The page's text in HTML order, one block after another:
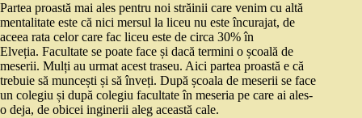
Partea proastă mai ales pentru noi străinii care venim cu altă
mentalitate este că nici mersul la liceu nu este încurajat, de
aceea rata celor care fac liceu este de circa 30% în
Elveția. Facultate se poate face și dacă termini o școală de
meserii. Mulți au urmat acest traseu. Aici partea proastă e că
trebuie să muncești și să înveți. După școala de meserii se face
un colegiu și după colegiu facultate în meseria pe care ai ales-
o deja, de obicei inginerii aleg această cale.